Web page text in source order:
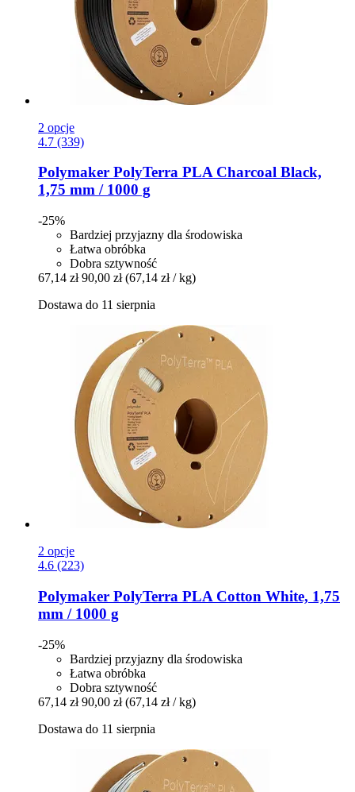
2 opcje
4.7 (339)
Polymaker PolyTerra PLA Charcoal Black,
1,75 mm / 1000 g
-25%
Bardziej przyjazny dla środowiska
Łatwa obróbka
Dobra sztywność
67,14 zł 90,00 zł (67,14 zł / kg)
Dostawa do 11 sierpnia
2 opcje
4.6 (223)
Polymaker PolyTerra PLA Cotton White, 1,75
mm / 1000 g
-25%
Bardziej przyjazny dla środowiska
Łatwa obróbka
Dobra sztywność
67,14 zł 90,00 zł (67,14 zł / kg)
Dostawa do 11 sierpnia